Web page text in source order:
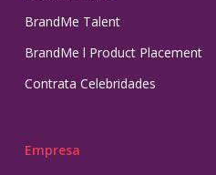
BrandMe Talent
BrandMe l Product Placement
Contrata Celebridades
Empresa